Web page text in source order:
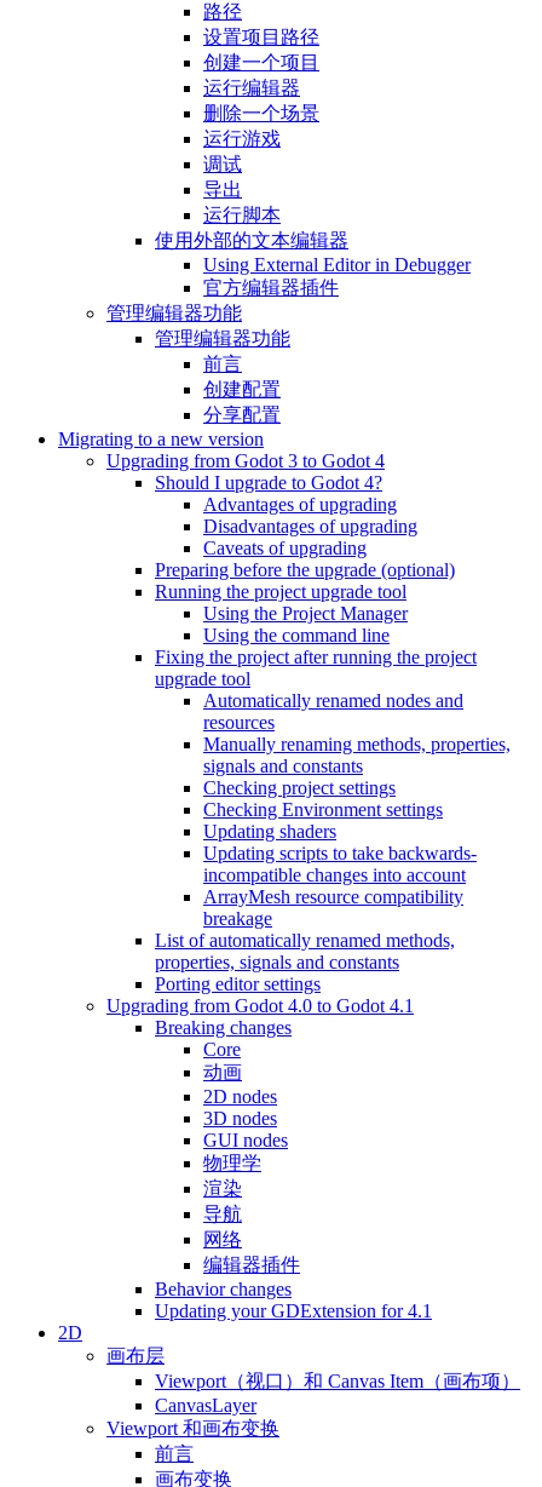
路径
设置项目路径
创建一个项目
运行编辑器
删除一个场景
运行游戏
调试
导出
运行脚本
使用外部的文本编辑器
Using External Editor in Debugger
官方编辑器插件
管理编辑器功能
管理编辑器功能
前言
创建配置
分享配置
Migrating to a new version
Upgrading from Godot 3 to Godot 4
Should I upgrade to Godot 4?
Advantages of upgrading
Disadvantages of upgrading
Caveats of upgrading
Preparing before the upgrade (optional)
Running the project upgrade tool
Using the Project Manager
Using the command line
Fixing the project after running the project
upgrade tool
Automatically renamed nodes and
resources
Manually renaming methods, properties,
signals and constants
Checking project settings
Checking Environment settings
Updating shaders
Updating scripts to take backwards-
incompatible changes into account
ArrayMesh resource compatibility
breakage
List of automatically renamed methods,
properties, signals and constants
Porting editor settings
Upgrading from Godot 4.0 to Godot 4.1
Breaking changes
Core
动画
2D nodes
3D nodes
GUI nodes
物理学
渲染
导航
网络
编辑器插件
Behavior changes
Updating your GDExtension for 4.1
2D
画布层
Viewport（视口）和 Canvas Item（画布项）
CanvasLayer
Viewport 和画布变换
前言
画布变换